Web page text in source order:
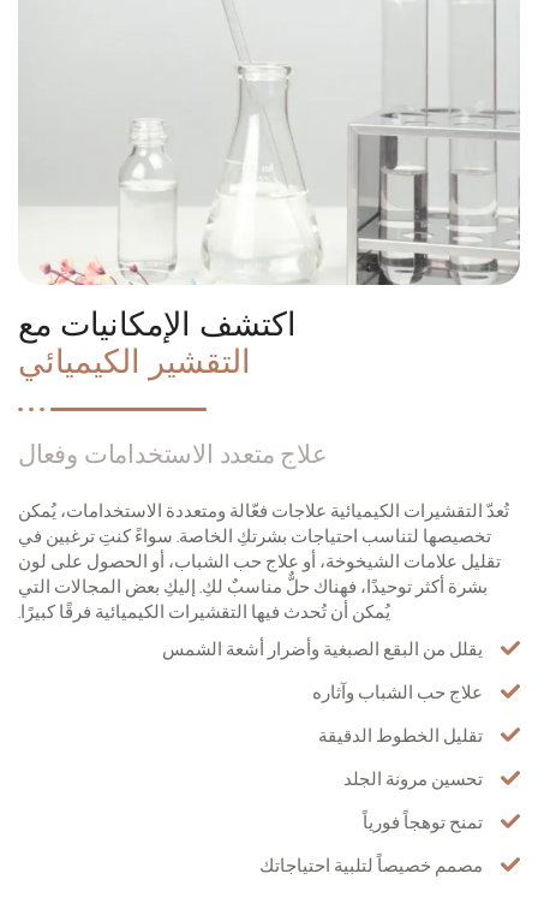
اكتشف الإمكانيات مع
التقشير الكيميائي
علاج متعدد الاستخدامات وفعال
تُعدّ التقشيرات الكيميائية علاجات فعّالة ومتعددة الاستخدامات، يُمكن
تخصيصها لتناسب احتياجات بشرتكِ الخاصة. سواءً كنتِ ترغبين في
تقليل علامات الشيخوخة، أو علاج حب الشباب، أو الحصول على لون
بشرة أكثر توحيدًا، فهناك حلٌّ مناسبٌ لكِ. إليكِ بعض المجالات التي
يُمكن أن تُحدث فيها التقشيرات الكيميائية فرقًا كبيرًا.
يقلل من البقع الصبغية وأضرار أشعة الشمس
علاج حب الشباب وآثاره
تقليل الخطوط الدقيقة
تحسين مرونة الجلد
تمنح توهجاً فورياً
مصمم خصيصاً لتلبية احتياجاتك